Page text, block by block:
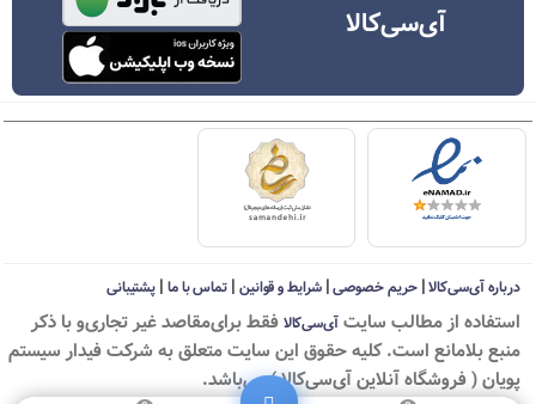
آی‌سی‌کالا
درباره آی‌سی‌کالا|حریم خصوصی|شرایط و قوانین | تماس با ما| پشتیبانی
استفاده از مطالب سايت آی‌سی‌کالا فقط برای‌مقاصد غیر تجاری‌و با ذکر
منبع بلامانع است. کليه حقوق اين سايت متعلق به شرکت فیدار سیستم
پویان ( فروشگاه آنلاین آی‌سی‌کالا ) می‌باشد.